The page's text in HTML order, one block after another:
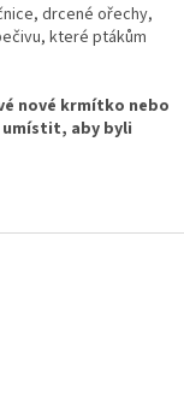
drcené ořechy,
které ptákům
nové krmítko nebo
umístit, aby byli